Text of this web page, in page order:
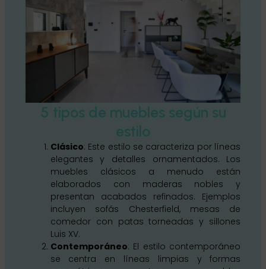
5 tipos de muebles según su
estilo
Clásico: Este estilo se caracteriza por líneas
elegantes y detalles ornamentados. Los
muebles clásicos a menudo están
elaborados con maderas nobles y
presentan acabados refinados. Ejemplos
incluyen sofás Chesterfield, mesas de
comedor con patas torneadas y sillones
Luis XV.
Contemporáneo: El estilo contemporáneo
se centra en líneas limpias y formas